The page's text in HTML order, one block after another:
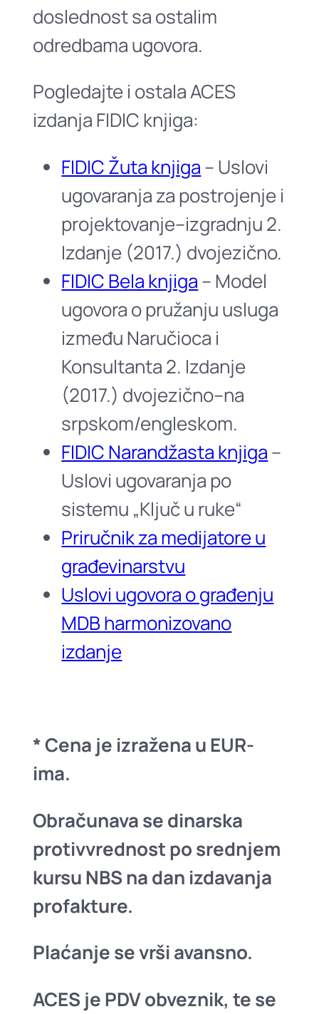
doslednost sa ostalim
odredbama ugovora.
Pogledajte i ostala ACES
izdanja FIDIC knjiga:
FIDIC Žuta knjiga – Uslovi
ugovaranja za postrojenje i
projektovanje–izgradnju 2.
Izdanje (2017.) dvojezično.
FIDIC Bela knjiga – Model
ugovora o pružanju usluga
između Naručioca i
Konsultanta 2. Izdanje
(2017.) dvojezično–na
srpskom/engleskom.
FIDIC Narandžasta knjiga –
Uslovi ugovaranja po
sistemu „Ključ u ruke“
Priručnik za medijatore u
građevinarstvu
Uslovi ugovora o građenju
MDB harmonizovano
izdanje
* Cena je izražena u EUR-
ima.
Obračunava se dinarska
protivvrednost po srednjem
kursu NBS na dan izdavanja
profakture.
Plaćanje se vrši avansno.
ACES je PDV obveznik, te se